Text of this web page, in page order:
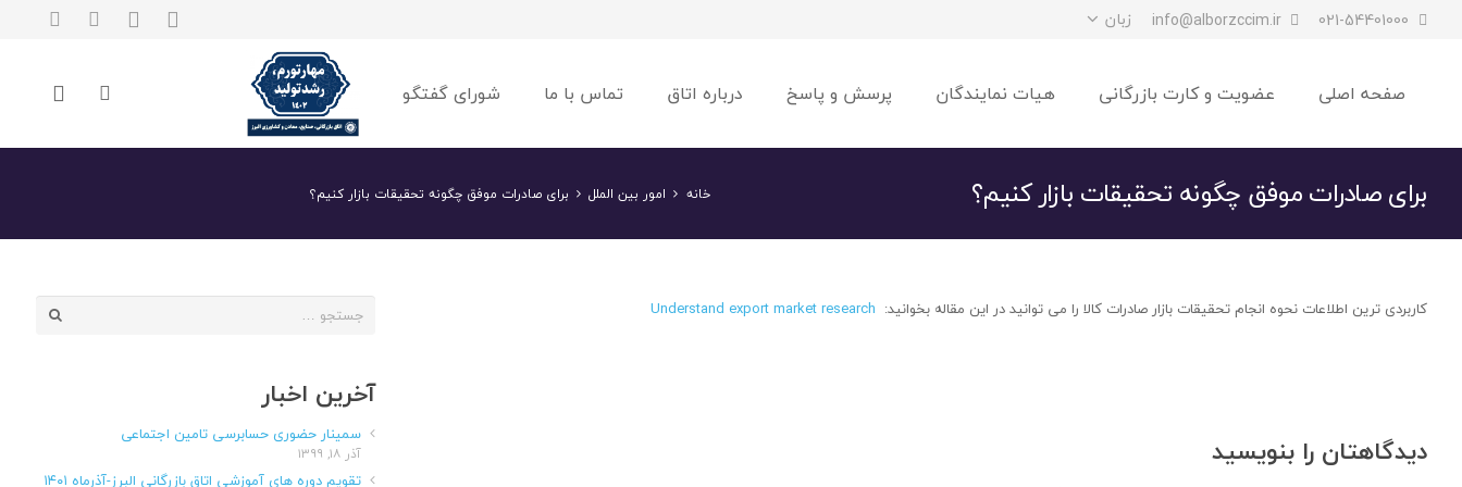
021-54401000
info@alborzccim.ir زبان
صفحه اصلی عضویت و کارت بازرگانی هیات نمایندگان پرسش و پاسخ درباره اتاق تماس با ما شورای گفتگو
برای صادرات موفق چگونه تحقیقات بازار کنیم؟ خانه امور بین الملل برای صادرات موفق چگونه تحقیقات بازار کنیم؟
کاربردی ترین اطلاعات نحوه انجام تحقیقات بازار صادرات کالا را می توانید در این مقاله بخوانید: Understand export market research
دیدگاهتان را بنویسید
جستجو
آخرین اخبار
سمینار حضوری حسابرسی تامین اجتماعی
آذر ۱۸, ۱۳۹۹
تقویم دوره های آموزشی اتاق بازرگانی البرز-آذرماه ۱۴۰۱